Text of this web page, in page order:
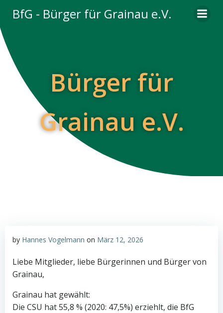
Inhalt
BfG - Bürger für Grainau e.V.
Bürger für
Grainau e.V.
by Hannes Vogelmann on März 12, 2026
Liebe Mitglieder, liebe Bürgerinnen und Bürger von
Grainau,
Grainau hat gewählt:
Die CSU hat 55,8 % (2020: 47,5%) erziehlt, die BfG